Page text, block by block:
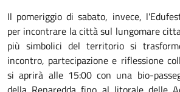
Il pomeriggio di sabato, invece,
per incontrare la città sul lungomare
più simbolici del territorio si
incontro, partecipazione e riflessione
si aprirà alle 15:00 con una bio-